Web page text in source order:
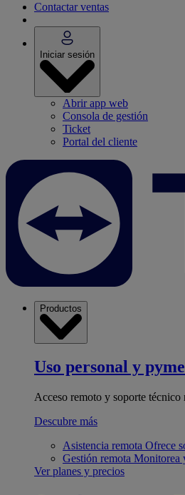
Contactar ventas
Iniciar sesión
Abrir app web
Consola de gestión
Ticket
Portal del cliente
Productos
Uso personal y
Acceso remoto y soporte técnico
Descubre más
Asistencia remota Ofrece
Gestión remota Monitorea
Ver planes y precios